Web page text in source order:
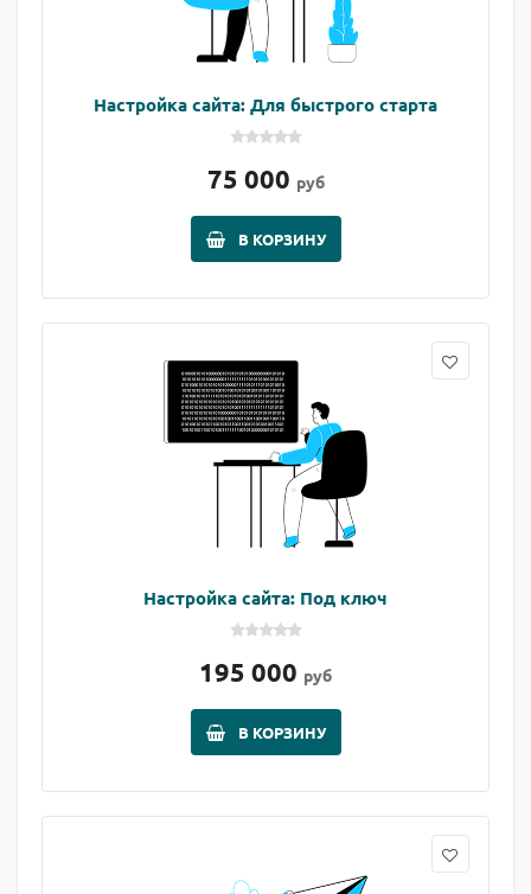
Настройка сайта: Для быстрого старта
75 000 руб
В КОРЗИНУ
Настройка сайта: Под ключ
195 000 руб
В КОРЗИНУ